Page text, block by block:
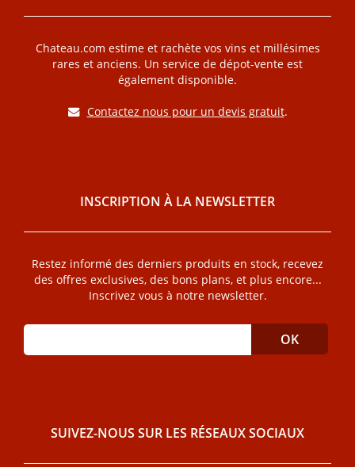
Chateau.com estime et rachète vos vins et millésimes
rares et anciens. Un service de dépot-vente est
également disponible.
Contactez nous pour un devis gratuit.
INSCRIPTION À LA NEWSLETTER
Restez informé des derniers produits en stock, recevez
des offres exclusives, des bons plans, et plus encore...
Inscrivez vous à notre newsletter.
SUIVEZ-NOUS SUR LES RÉSEAUX SOCIAUX